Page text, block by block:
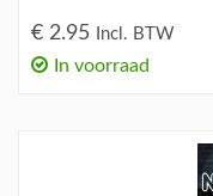
€ 2.95 Incl. BTW
In voorraad